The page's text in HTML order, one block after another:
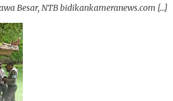
Besar, NTB bidikankameranews.com […]